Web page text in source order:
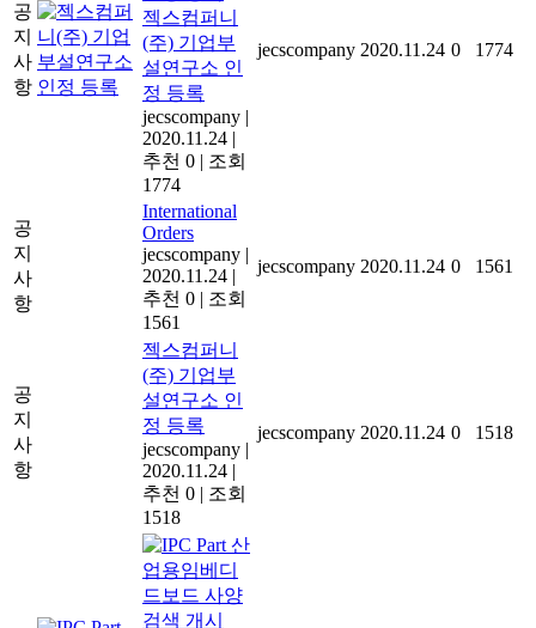
공
지
사
항
젝스컴퍼니
(주) 기업부
설연구소 인
정 등록
jecscompany |
2020.11.24 |
추천 0 | 조회
1774
jecscompany 2020.11.24 0 1774
공
지
사
항
International
Orders
jecscompany |
2020.11.24 |
추천 0 | 조회
1561
jecscompany 2020.11.24 0 1561
공
지
사
항
젝스컴퍼니
(주) 기업부
설연구소 인
정 등록
jecscompany |
2020.11.24 |
추천 0 | 조회
1518
jecscompany 2020.11.24 0 1518